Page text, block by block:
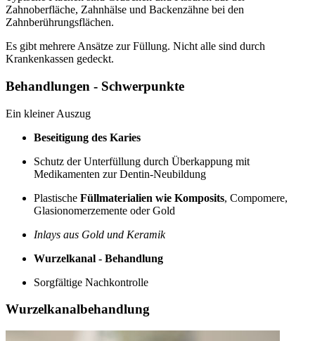
Zahnoberfläche, Zahnhälse und Backenzähne bei den
Zahnberührungsflächen.
Es gibt mehrere Ansätze zur Füllung. Nicht alle sind durch
Krankenkassen gedeckt.
Behandlungen - Schwerpunkte
Ein kleiner Auszug
Beseitigung des Karies
Schutz der Unterfüllung durch Überkappung mit
Medikamenten zur Dentin-Neubildung
Plastische Füllmaterialien wie Komposits, Compomere,
Glasionomerzemente oder Gold
Inlays aus Gold und Keramik
Wurzelkanal - Behandlung
Sorgfältige Nachkontrolle
Wurzelkanalbehandlung